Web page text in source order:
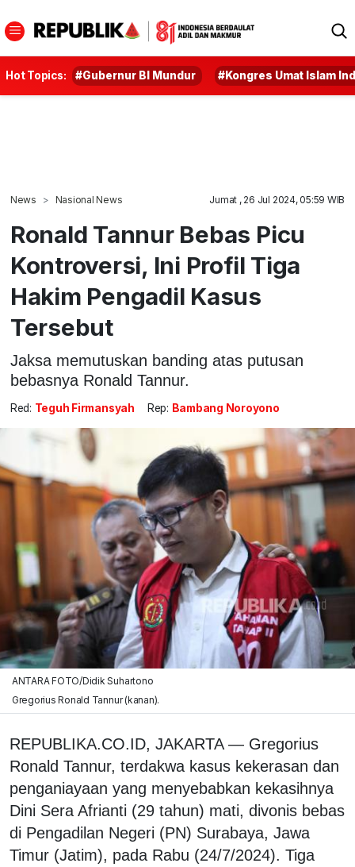
Hot Topics: #Gubernur BI Mundur #Kongres Umat Islam
News Nasional News Jumat , 26 Jul 2024, 05:59 WIB
Ronald Tannur Bebas Picu
Kontroversi, Ini Profil Tiga
Hakim Pengadil Kasus
Tersebut
Jaksa memutuskan banding atas putusan
bebasnya Ronald Tannur.
Red: Teguh Firmansyah Rep: Bambang Noroyono
ANTARA FOTO/Didik Suhartono
Gregorius Ronald Tannur (kanan).
REPUBLIKA.CO.ID, JAKARTA — Gregorius
Ronald Tannur, terdakwa kasus kekerasan dan
penganiayaan yang menyebabkan kekasihnya
Dini Sera Afrianti (29 tahun) mati, divonis bebas
di Pengadilan Negeri (PN) Surabaya, Jawa
Timur (Jatim), pada Rabu (24/7/2024). Tiga